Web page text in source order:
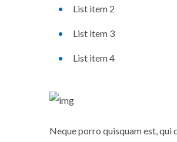
List item 2
List item 3
List item 4
Neque porro quisquam est, qui